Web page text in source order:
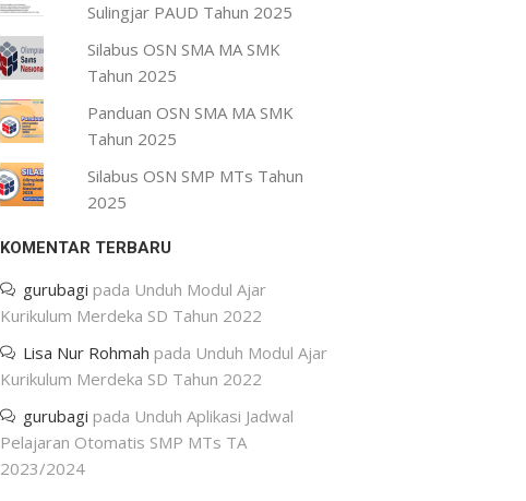
Sulingjar PAUD Tahun 2025
Silabus OSN SMA MA SMK
Tahun 2025
Panduan OSN SMA MA SMK
Tahun 2025
Silabus OSN SMP MTs Tahun
2025
KOMENTAR TERBARU
gurubagi pada Unduh Modul Ajar
Kurikulum Merdeka SD Tahun 2022
Lisa Nur Rohmah pada Unduh Modul Ajar
Kurikulum Merdeka SD Tahun 2022
gurubagi pada Unduh Aplikasi Jadwal
Pelajaran Otomatis SMP MTs TA
2023/2024